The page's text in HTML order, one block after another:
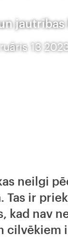
jautrības
13
neilgi
Tas ir
kad nav
cilvēkiem